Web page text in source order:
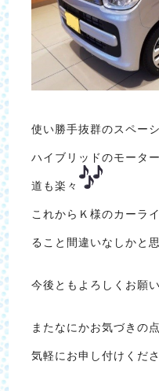
使い勝手抜群のスペー
ハイブリッドのモータ
道も楽々
これからＫ様のカーラ
ること間違いなしかと
今後ともよろしくお願
またなにかお気づきの
気軽にお申し付けくだ